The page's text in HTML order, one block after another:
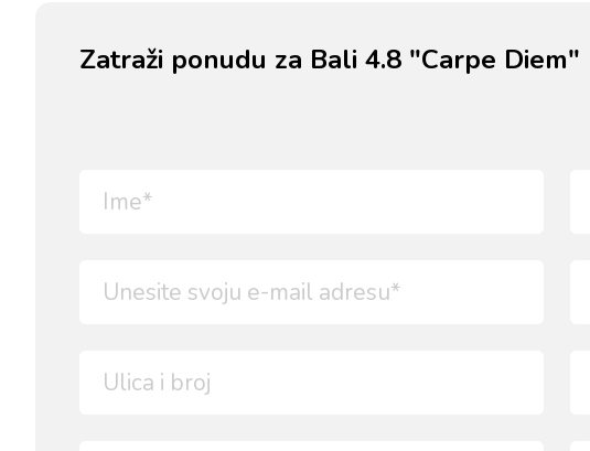
Zatraži ponudu za Bali 4.8 "Carpe Diem"